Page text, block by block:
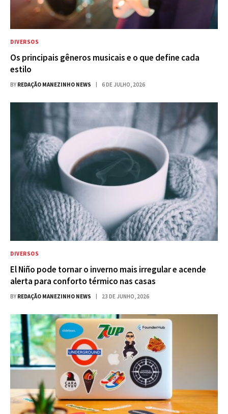
DIVERSOS
Os principais gêneros musicais e o que define cada
estilo
BY REDAÇÃO MANEZINHO NEWS 6 DE JULHO, 2026
DIVERSOS
El Niño pode tornar o inverno mais irregular e acende
alerta para conforto térmico nas casas
BY REDAÇÃO MANEZINHO NEWS 23 DE JUNHO, 2026